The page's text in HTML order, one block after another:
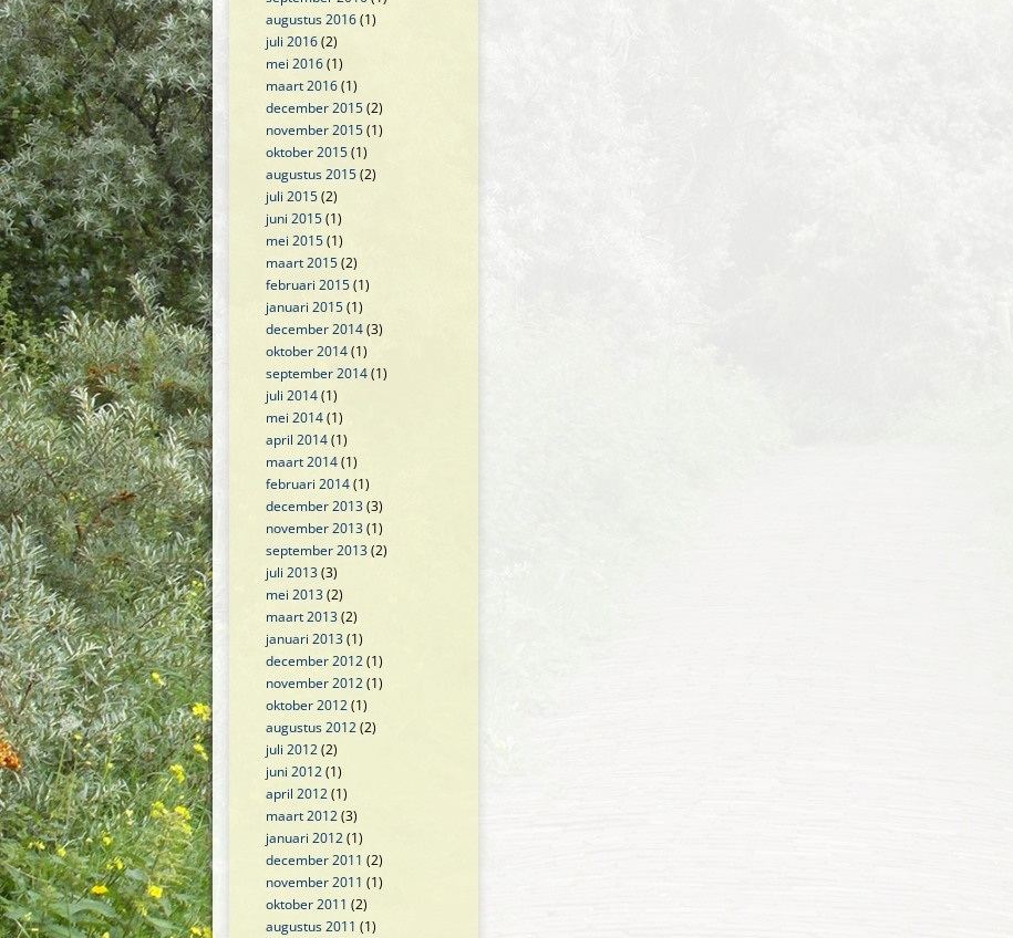
augustus 2016(1)
juli 2016(2)
mei 2016(1)
maart 2016(1)
december 2015(2)
november 2015(1)
oktober 2015(1)
augustus 2015(2)
juli 2015(2)
juni 2015(1)
mei 2015(1)
maart 2015(2)
februari 2015(1)
januari 2015(1)
december 2014(3)
oktober 2014(1)
september 2014(1)
juli 2014(1)
mei 2014(1)
april 2014(1)
maart 2014(1)
februari 2014(1)
december 2013(3)
november 2013(1)
september 2013(2)
juli 2013(3)
mei 2013(2)
maart 2013(2)
januari 2013(1)
december 2012(1)
november 2012(1)
oktober 2012(1)
augustus 2012(2)
juli 2012(2)
juni 2012(1)
april 2012(1)
maart 2012(3)
januari 2012(1)
december 2011 (2)
november 2011 (1)
oktober 2011 (2)
augustus 2011 (1)